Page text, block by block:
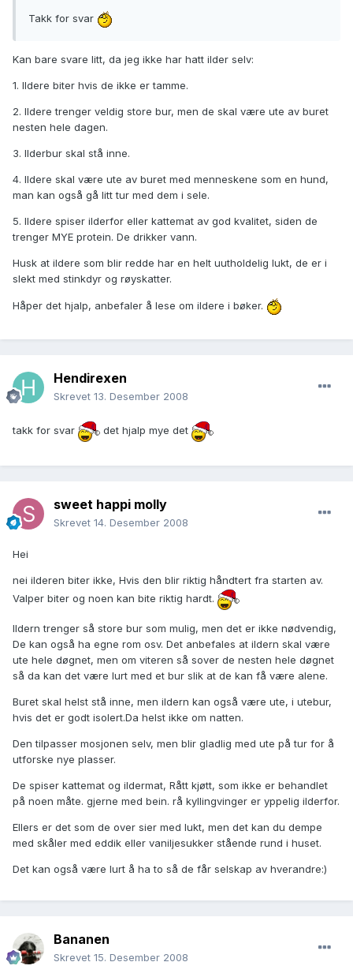
Takk for svar
Kan bare svare litt, da jeg ikke har hatt ilder selv:
1. Ildere biter hvis de ikke er tamme.
2. Ildere trenger veldig store bur, men de skal være ute av buret
nesten hele dagen.
3. Ilderbur skal stå inne.
4. Ildere skal være ute av buret med menneskene som en hund,
man kan også gå litt tur med dem i sele.
5. Ildere spiser ilderfor eller kattemat av god kvalitet, siden de
trenger MYE protein. De drikker vann.
Husk at ildere som blir redde har en helt uutholdelig lukt, de er i
slekt med stinkdyr og røyskatter.
Håper det hjalp, anbefaler å lese om ildere i bøker.
Hendirexen
Skrevet 13. Desember 2008
takk for svar det hjalp mye det
sweet happi molly
Skrevet 14. Desember 2008
Hei
nei ilderen biter ikke, Hvis den blir riktig håndtert fra starten av.
Valper biter og noen kan bite riktig hardt.
Ildern trenger så store bur som mulig, men det er ikke nødvendig,
De kan også ha egne rom osv. Det anbefales at ildern skal være
ute hele døgnet, men om viteren så sover de nesten hele døgnet
så da kan det være lurt med et bur slik at de kan få være alene.
Buret skal helst stå inne, men ildern kan også være ute, i utebur,
hvis det er godt isolert.Da helst ikke om natten.
Den tilpasser mosjonen selv, men blir gladlig med ute på tur for å
utforske nye plasser.
De spiser kattemat og ildermat, Rått kjøtt, som ikke er behandlet
på noen måte. gjerne med bein. rå kyllingvinger er yppelig ilderfor.
Ellers er det som de over sier med lukt, men det kan du dempe
med skåler med eddik eller vaniljesukker stående rund i huset.
Det kan også være lurt å ha to så de får selskap av hverandre:)
Bananen
Skrevet 15. Desember 2008